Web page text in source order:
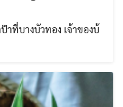
าที่บางบัวทอง เจ้าของบ้